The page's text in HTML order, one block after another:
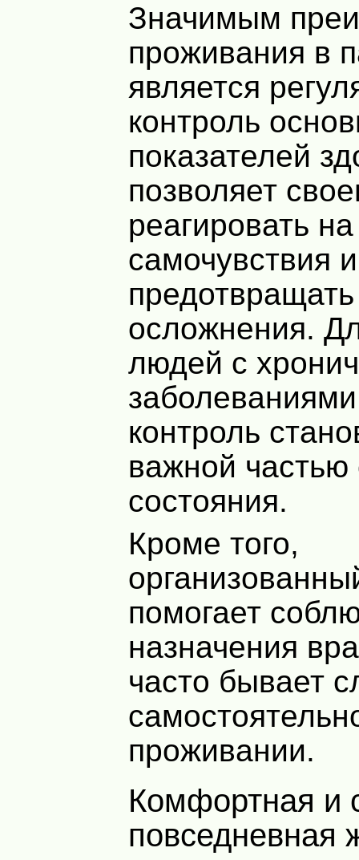
Значимым
проживания в
является
контроль
показателей
позволяет
реагировать
самочувствия и
осложнения.
людей с
контроль
важной частью
состояния.
Кроме того,
помогает
назначения
часто бывает
проживании.
Комфортная и спокойная
повседневная